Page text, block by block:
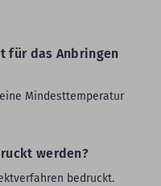
für das Anbringen
Mindesttemperatur
werden?
bedruckt.